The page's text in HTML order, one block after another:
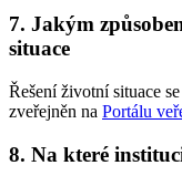
7. Jakým
situace
Řešení životní situace
zveřejněn na Portálu
8. Na které